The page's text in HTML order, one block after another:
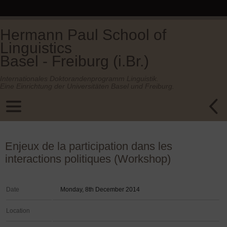
Hermann Paul School of
Linguistics
Basel - Freiburg (i.Br.)
Enjeux de la participation dans les
interactions politiques (Workshop)
Date Monday, 8th December 2014
Location